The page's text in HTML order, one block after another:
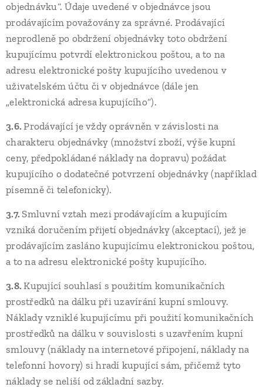
objednávku“. Údaje uvedené v objednávce jsou
prodávajícím považovány za správné. Prodávající
neprodleně po obdržení objednávky toto obdržení
kupujícímu potvrdí elektronickou poštou, a to na
adresu elektronické pošty kupujícího uvedenou v
uživatelském účtu či v objednávce (dále jen
„elektronická adresa kupujícího“).
3.6.Prodávající je vždy oprávněn v závislosti na
charakteru objednávky (množství zboží, výše kupní
ceny, předpokládané náklady na dopravu) požádat
kupujícího o dodatečné potvrzení objednávky (například
písemně či telefonicky).
3.7. Smluvní vztah mezi prodávajícím a kupujícím
vzniká doručením přijetí objednávky (akceptací), jež je
prodávajícím zasláno kupujícímu elektronickou poštou,
a to na adresu elektronické pošty kupujícího.
3.8.Kupující souhlasí s použitím komunikačních
prostředků na dálku při uzavírání kupní smlouvy.
Náklady vzniklé kupujícímu při použití komunikačních
prostředků na dálku v souvislosti s uzavřením kupní
smlouvy (náklady na internetové připojení, náklady na
telefonní hovory) si hradí kupující sám, přičemž tyto
náklady se neliší od základní sazby.